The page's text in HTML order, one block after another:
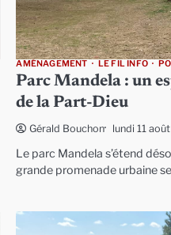
AMÉNAGEMENT LE FIL INFO
Parc Mandela : un
de la Part-Dieu
Gérald Bouchon lundi 11
Le parc Mandela s’étend
grande promenade urbaine